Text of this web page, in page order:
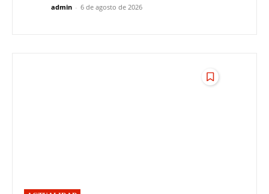
admin - 6 de agosto de 2026